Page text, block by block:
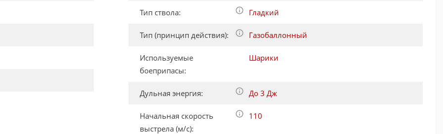
Тип ствола: Гладкий
Тип (принцип действия): Газобаллонный
Используемые
боеприпасы:
Шарики
Дульная энергия: До 3 Дж
Начальная скорость
выстрела (м/с):
110